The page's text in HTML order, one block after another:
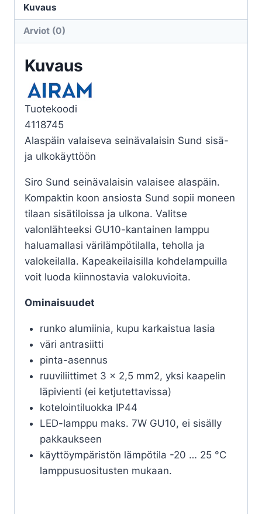
IP44
GU10
määrä
Kuvaus
Arviot (0)
Kuvaus
Tuotekoodi
4118745
Alaspäin valaiseva seinävalaisin Sund sisä-
ja ulkokäyttöön
Siro Sund seinävalaisin valaisee alaspäin.
Kompaktin koon ansiosta Sund sopii moneen
tilaan sisätiloissa ja ulkona. Valitse
valonlähteeksi GU10-kantainen lamppu
haluamallasi värilämpötilalla, teholla ja
valokeilalla. Kapeakeilaisilla kohdelampuilla
voit luoda kiinnostavia valokuvioita.
Ominaisuudet
runko alumiinia, kupu karkaistua lasia
väri antrasiitti
pinta-asennus
ruuviliittimet 3 x 2,5 mm2, yksi kaapelin
läpivienti (ei ketjutettavissa)
kotelointiluokka IP44
LED-lamppu maks. 7W GU10, ei sisälly
pakkaukseen
käyttöympäristön lämpötila -20 … 25 °C
lamppusuositusten mukaan.